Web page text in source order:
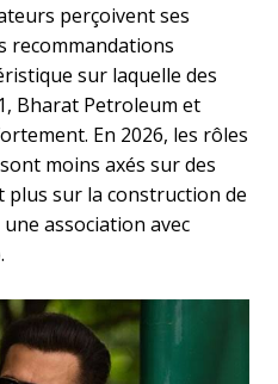
perçoivent ses
recommandations
sur laquelle des
Bharat Petroleum et
En 2026, les rôles
moins axés sur des
sur la construction de
association avec